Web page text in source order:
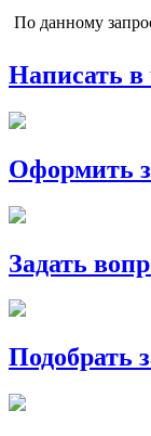
По данному
Написать в
Оформить
Задать
Подобрать